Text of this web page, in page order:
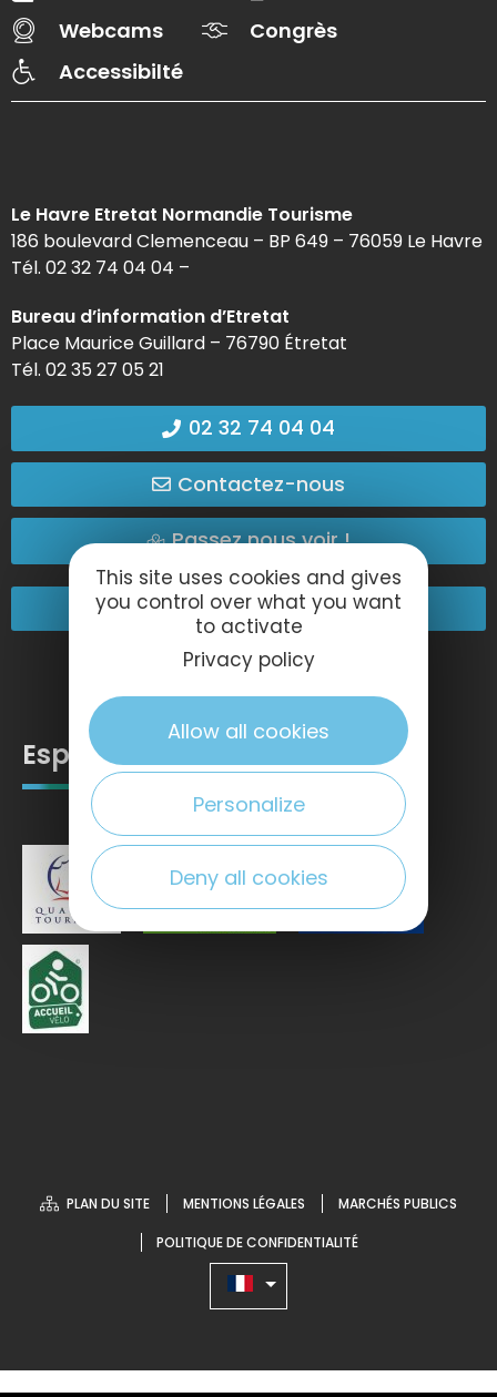
Webcams
Congrès
Accessibilté
Le Havre Etretat Normandie Tourisme
186 boulevard Clemenceau – BP 649 – 76059 Le Havre
Tél. 02 32 74 04 04 –
Bureau d’information d’Etretat
Place Maurice Guillard – 76790 Étretat
Tél. 02 35 27 05 21
02 32 74 04 04
Contactez-nous
Passez nous voir !
Nos engagements
Espace pro
PLAN DU SITE MENTIONS LÉGALES MARCHÉS PUBLICS
POLITIQUE DE CONFIDENTIALITÉ
This site uses cookies and gives
you control over what you want
to activate
Privacy policy
Allow all cookies
Personalize
Deny all cookies